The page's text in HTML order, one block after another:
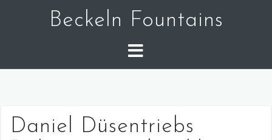
Beckeln Fountains
Daniel Düsentriebs